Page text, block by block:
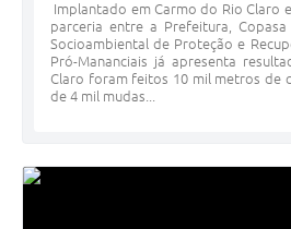
Implantado em Carmo do Rio Claro
parceria entre a Prefeitura,
Socioambiental de Proteção e
Pró-Mananciais já apresenta
Claro foram feitos 10 mil metros de
de 4 mil mudas...